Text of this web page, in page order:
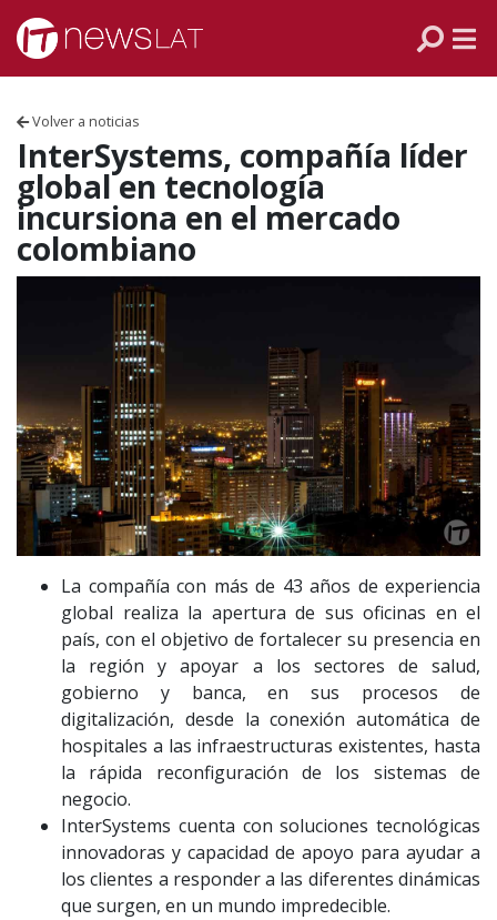
Skip to content
Volver a noticias
InterSystems, compañía líder
global en tecnología
incursiona en el mercado
colombiano
La compañía con más de 43 años de experiencia
global realiza la apertura de sus oficinas en el
país, con el objetivo de fortalecer su presencia en
la región y apoyar a los sectores de salud,
gobierno y banca, en sus procesos de
digitalización, desde la conexión automática de
hospitales a las infraestructuras existentes, hasta
la rápida reconfiguración de los sistemas de
negocio.
InterSystems cuenta con soluciones tecnológicas
innovadoras y capacidad de apoyo para ayudar a
los clientes a responder a las diferentes dinámicas
que surgen, en un mundo impredecible.
ECUADOR
ARGENTINA
MÉXICO